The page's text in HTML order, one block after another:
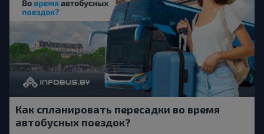
Как спланировать пересадки во время
автобусных поездок?